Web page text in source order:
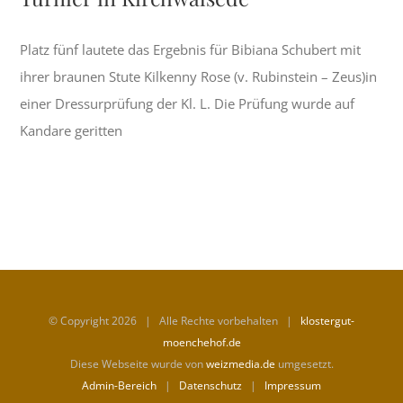
Platz fünf lautete das Ergebnis für Bibiana Schubert mit
ihrer braunen Stute Kilkenny Rose (v. Rubinstein – Zeus)in
einer Dressurprüfung der Kl. L. Die Prüfung wurde auf
Kandare geritten
© Copyright2026 | Alle Rechte vorbehalten | klostergut-
moenchehof.de
Diese Webseite wurde vonweizmedia.deumgesetzt.
Admin-Bereich | Datenschutz | Impressum